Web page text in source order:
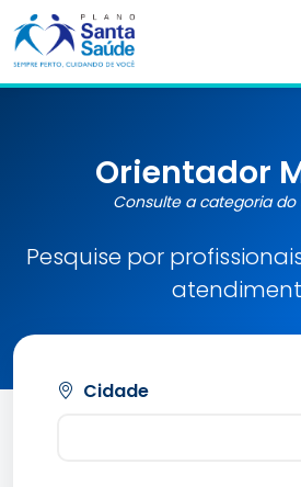
Orientador
Consulte a categoria do
Pesquise por
Cidade